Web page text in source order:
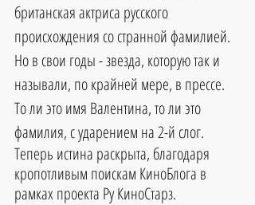
британская актриса русского
происхождения со странной фамилией.
Но в свои годы - звезда, которую так и
называли, по крайней мере, в прессе.
То ли это имя Валентина, то ли это
фамилия, с ударением на 2-й слог.
Теперь истина раскрыта, благодаря
кропотливым поискам КиноБлога в
рамках проекта Ру КиноСтарз.